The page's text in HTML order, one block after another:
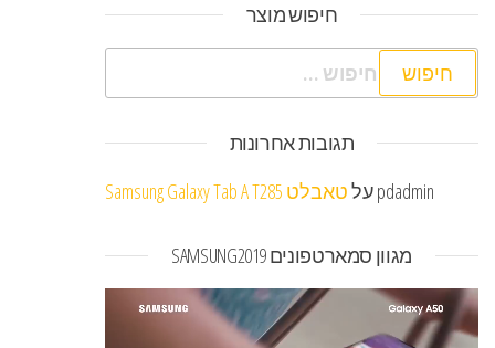
חיפוש מוצר
חיפוש:
תגובות אחרונות
pdadminעלטאבלט Samsung Galaxy Tab A T285
מגוון סמארטפונים SAMSUNG2019
נגן
וידאו